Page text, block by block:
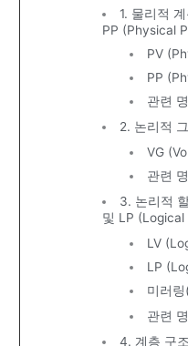
1. 물리적
PP (Physical
PV
PP
관련
2. 논리적
VG
관련
3. 논리적
및 LP
LV
LP
미러
관련
4. 계층 구